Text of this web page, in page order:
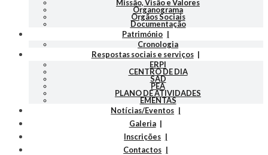
Missão, Visão e Valores
Organograma
Orgãos Sociais
Documentação
Património
Cronologia
Respostas sociais e serviços
ERPI
CENTRO DE DIA
SAD
PEA
PLANO DE ATIVIDADES
EMENTAS
Notícias/Eventos
Galeria
Inscrições
Contactos